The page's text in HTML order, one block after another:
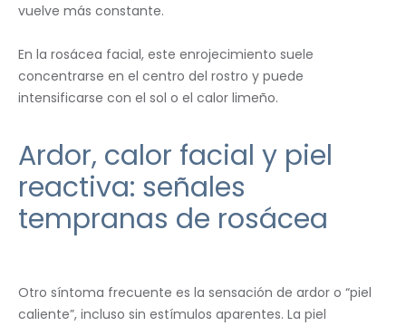
vuelve más constante.
En la rosácea facial, este enrojecimiento suele
concentrarse en el centro del rostro y puede
intensificarse con el sol o el calor limeño.
Ardor, calor facial y piel
reactiva: señales
tempranas de rosácea
Otro síntoma frecuente es la sensación de ardor o “piel
caliente”, incluso sin estímulos aparentes. La piel